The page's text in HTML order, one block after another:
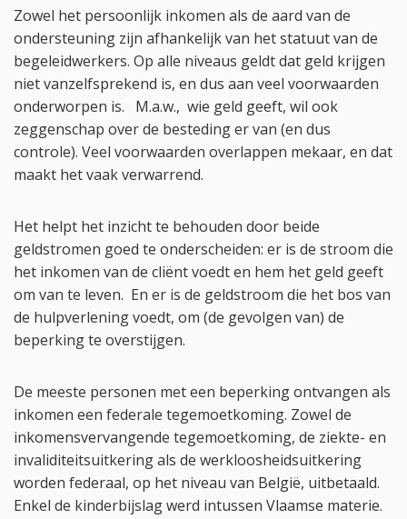
Zowel het persoonlijk inkomen als de aard van de
ondersteuning zijn afhankelijk van het statuut van de
begeleidwerkers. Op alle niveaus geldt dat geld krijgen
niet vanzelfsprekend is, en dus aan veel voorwaarden
onderworpen is. M.a.w., wie geld geeft, wil ook
zeggenschap over de besteding er van (en dus
controle). Veel voorwaarden overlappen mekaar, en dat
maakt het vaak verwarrend.
Het helpt het inzicht te behouden door beide
geldstromen goed te onderscheiden: er is de stroom die
het inkomen van de cliënt voedt en hem het geld geeft
om van te leven. En er is de geldstroom die het bos van
de hulpverlening voedt, om (de gevolgen van) de
beperking te overstijgen.
De meeste personen met een beperking ontvangen als
inkomen een federale tegemoetkoming. Zowel de
inkomensvervangende tegemoetkoming, de ziekte- en
invaliditeitsuitkering als de werkloosheidsuitkering
worden federaal, op het niveau van België, uitbetaald.
Enkel de kinderbijslag werd intussen Vlaamse materie.